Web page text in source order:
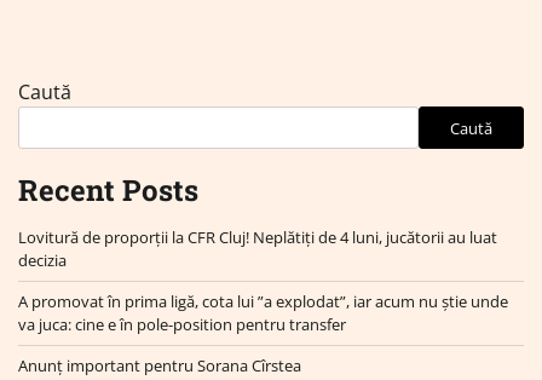
Caută
Caută
Recent Posts
Lovitură de proporții la CFR Cluj! Neplătiți de 4 luni, jucătorii au luat
decizia
A promovat în prima ligă, cota lui ”a explodat”, iar acum nu știe unde
va juca: cine e în pole-position pentru transfer
Anunț important pentru Sorana Cîrstea